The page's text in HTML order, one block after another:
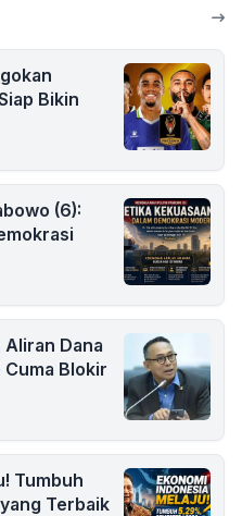
Bikin
(6):
Aliran Dana
Blokir
Tumbuh
Terbaik